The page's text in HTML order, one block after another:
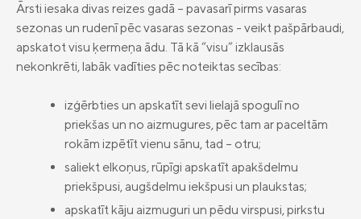
Ārsti iesaka divas reizes gadā – pavasarī pirms vasaras
sezonas un rudenī pēc vasaras sezonas - veikt pašpārbaudi,
apskatot visu ķermeņa ādu. Tā kā “visu” izklausās
nekonkrēti, labāk vadīties pēc noteiktas secības:
izģērbties un apskatīt sevi lielajā spogulī no
priekšas un no aizmugures, pēc tam ar paceltām
rokām izpētīt vienu sānu, tad – otru;
saliekt elkoņus, rūpīgi apskatīt apakšdelmu
priekšpusi, augšdelmu iekšpusi un plaukstas;
apskatīt kāju aizmuguri un pēdu virspusi, pirkstu